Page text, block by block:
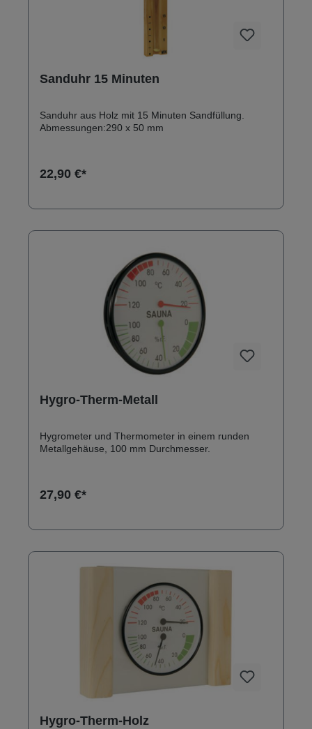
Sanduhr 15 Minuten
Sanduhr aus Holz mit 15 Minuten Sandfüllung.
Abmessungen:290 x 50 mm
22,90 €*
Hygro-Therm-Metall
Hygrometer und Thermometer in einem runden
Metallgehäuse, 100 mm Durchmesser.
27,90 €*
Hygro-Therm-Holz